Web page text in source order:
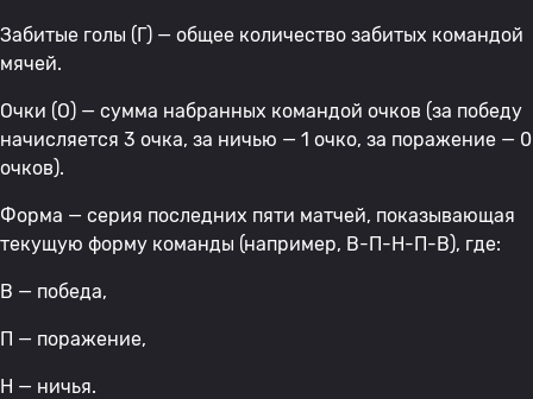
Забитые голы (Г) — общее количество забитых командой
мячей.
Очки (О) — сумма набранных командой очков (за победу
начисляется 3 очка, за ничью — 1 очко, за поражение — 0
очков).
Форма — серия последних пяти матчей, показывающая
текущую форму команды (например, В-П-Н-П-В), где:
В — победа,
П — поражение,
Н — ничья.